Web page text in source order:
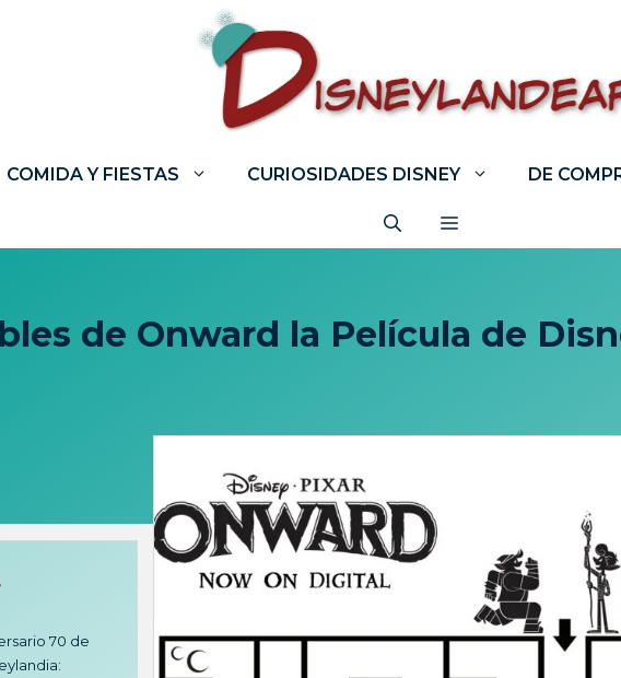
COMIDA Y FIESTAS CURIOSIDADES DISNEY DE
de Onward la Película de
70 de